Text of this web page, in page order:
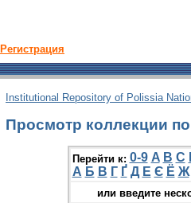
Регистрация
Institutional Repository of Polissia
Просмотр коллекции
Перейти к: 0-9 A B C
А Б В Г Ґ Д Е Є Ё Ж
или введите